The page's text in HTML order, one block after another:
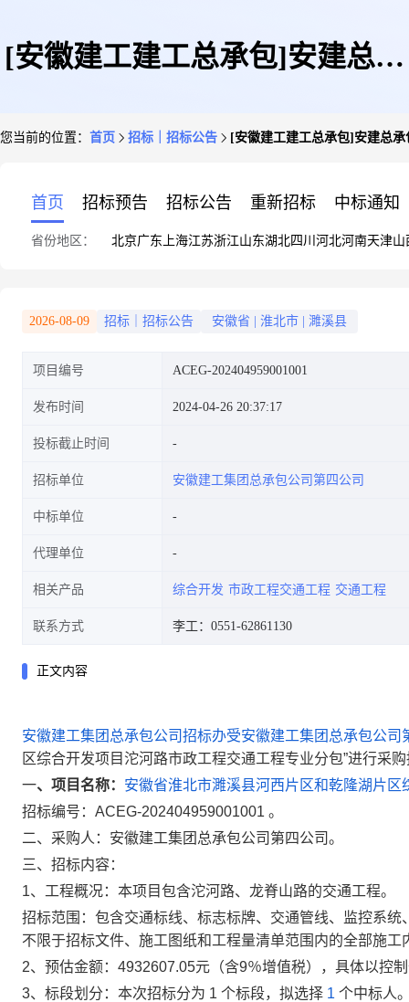
[安徽建工建工总承包]安建总承
项目沱河路市政工程交通工程专
业分包标段1招标公告
您当前的位置： 首页 招标｜招标公告 [安徽建工建工总承包]安建总
首页 招标预告 招标公告 重新招标 中标通知
省份地区： 北京广东 上海江苏浙江山东湖北四川 河北河南天津山
2026-08-09 招标｜招标公告 安徽省 淮北市 濉溪县
项目编号 ACEG-202404959001001
发布时间 2024-04-26 20:37:17
投标截止时间
招标单位 安徽建工集团总承包公司第四公司
中标单位
代理单位
相关产品 综合开发 市政工程交通工程 交通工程
联系方式 李工：0551-62861130
正文内容
安徽建工集团总承包公司招标办受安徽建工集团总承包公司
区综合开发项目沱河路市政工程交通工程专业分包”进行采
一、项目名称： 安徽省淮北市濉溪县河西片区和乾隆湖片区
招标编号： ACEG-202404959001001 。
二、采购人： 安徽建工集团总承包公司第四公司。
三、招标内容：
1、工程概况： 本项目包含沱河路、龙脊山路的交通工程。
招标范围：包含交通标线、标志标牌、交通管线、监控系
不限于招标文件、施工图纸和工程量清单范围内的全部施
2、预估金额： 4932607.05元 （含9％增值税），具体以控
3、标段划分：本次招标分为 1 个标段，拟选择 1 个中标人